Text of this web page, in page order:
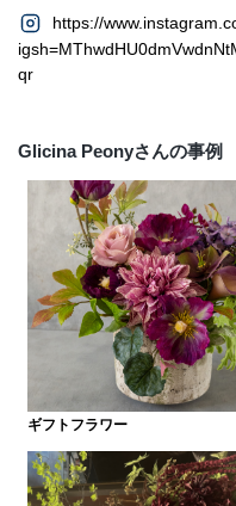
https://
qr
Glicina Peonyさんの事例
ギフトフラワー